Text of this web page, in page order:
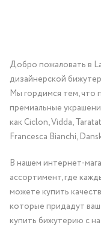
Добро пожаловать в
дизайнерской
Мы гордимся тем, что
премиальные
как Ciclon, Vidda,
Francesca Bianchi,
В нашем интернет-
ассортимент, где
можете купить
которые придадут
купить бижутерию с